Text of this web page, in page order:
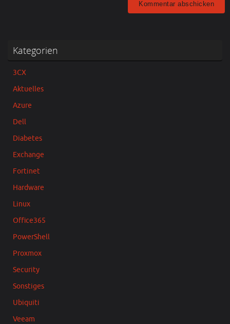
Kategorien
3CX
Aktuelles
Azure
Dell
Diabetes
Exchange
Fortinet
Hardware
Linux
Office365
PowerShell
Proxmox
Security
Sonstiges
Ubiquiti
Veeam